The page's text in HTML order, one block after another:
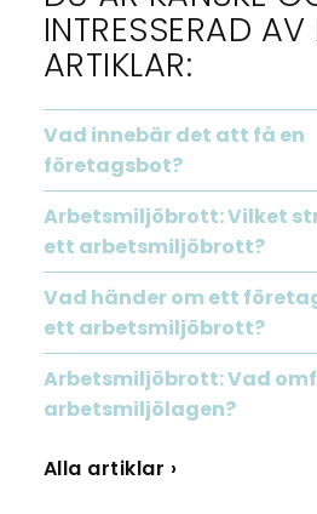
INTRESSERAD
ARTIKLAR:
Vad innebär det att få en
företagsbot?
Arbetsmiljöbrott: Vilket
ett arbetsmiljöbrott?
Vad händer om ett
ett arbetsmiljöbrott?
Arbetsmiljöbrott: Vad
arbetsmiljölagen?
Alla artiklar ›